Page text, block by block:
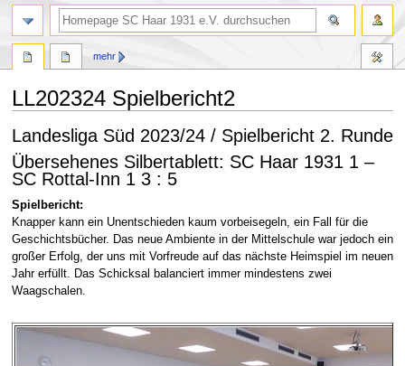
LL202324 Spielbericht2
Zur
Navigation
springen
Zur
Suche
springen
Landesliga Süd 2023/24 / Spielbericht 2. Runde
Übersehenes Silbertablett: SC Haar 1931 1 –
SC Rottal-Inn 1 3 : 5
Spielbericht:
Knapper kann ein Unentschieden kaum vorbeisegeln, ein Fall für die
Geschichtsbücher. Das neue Ambiente in der Mittelschule war jedoch ein
großer Erfolg, der uns mit Vorfreude auf das nächste Heimspiel im neuen
Jahr erfüllt. Das Schicksal balanciert immer mindestens zwei
Waagschalen.
mehr
Suche